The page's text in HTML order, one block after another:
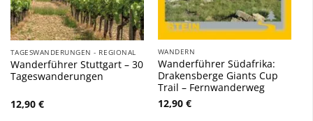
TAGESWANDERUNGEN - REGIONAL
Wanderführer Stuttgart – 30
Tageswanderungen
12,90 €
WANDERN
Wanderführer Südafrika:
Drakensberge Giants Cup
Trail – Fernwanderweg
12,90 €